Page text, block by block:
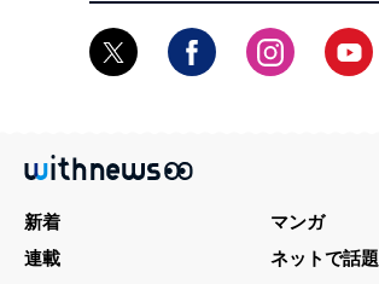
新着
マンガ
連載
ネットで話題